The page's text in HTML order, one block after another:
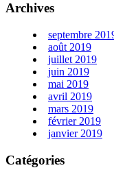
Archives
septembre
août 2019
juillet 2019
juin 2019
mai 2019
avril 2019
mars 2019
février 2019
janvier 2019
Catégories